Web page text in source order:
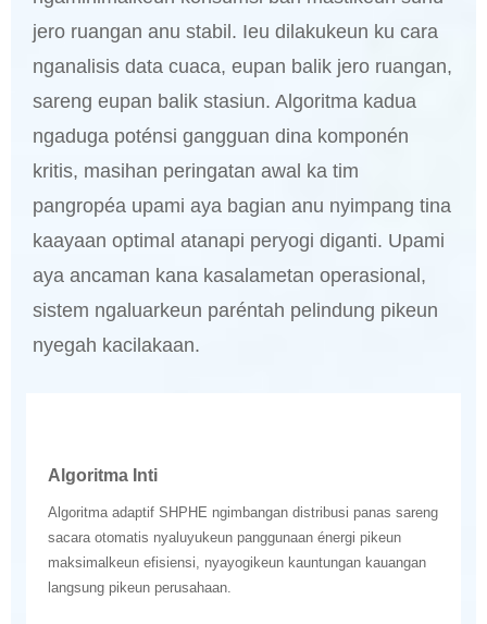
jero ruangan anu stabil. Ieu dilakukeun ku cara
nganalisis data cuaca, eupan balik jero ruangan,
sareng eupan balik stasiun. Algoritma kadua
ngaduga poténsi gangguan dina komponén
kritis, masihan peringatan awal ka tim
pangropéa upami aya bagian anu nyimpang tina
kaayaan optimal atanapi peryogi diganti. Upami
aya ancaman kana kasalametan operasional,
sistem ngaluarkeun paréntah pelindung pikeun
nyegah kacilakaan.
Algoritma Inti
Algoritma adaptif SHPHE ngimbangan distribusi panas sareng
sacara otomatis nyaluyukeun panggunaan énergi pikeun
maksimalkeun efisiensi, nyayogikeun kauntungan kauangan
langsung pikeun perusahaan.